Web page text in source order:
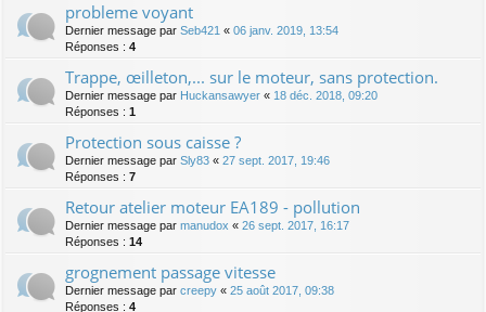
probleme voyant
Dernier message par Seb421 « 06 janv. 2019, 13:54
Réponses : 4
Trappe, œilleton,... sur le moteur, sans protection.
Dernier message par Huckansawyer « 18 déc. 2018, 09:20
Réponses : 1
Protection sous caisse ?
Dernier message par Sly83 « 27 sept. 2017, 19:46
Réponses : 7
Retour atelier moteur EA189 - pollution
Dernier message par manudox « 26 sept. 2017, 16:17
Réponses : 14
grognement passage vitesse
Dernier message par creepy « 25 août 2017, 09:38
Réponses : 4